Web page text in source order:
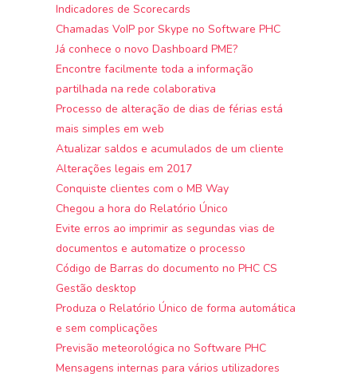
Indicadores de Scorecards
Chamadas VoIP por Skype no Software PHC
Já conhece o novo Dashboard PME?
Encontre facilmente toda a informação
partilhada na rede colaborativa
Processo de alteração de dias de férias está
mais simples em web
Atualizar saldos e acumulados de um cliente
Alterações legais em 2017
Conquiste clientes com o MB Way
Chegou a hora do Relatório Único
Evite erros ao imprimir as segundas vias de
documentos e automatize o processo
Código de Barras do documento no PHC CS
Gestão desktop
Produza o Relatório Único de forma automática
e sem complicações
Previsão meteorológica no Software PHC
Mensagens internas para vários utilizadores